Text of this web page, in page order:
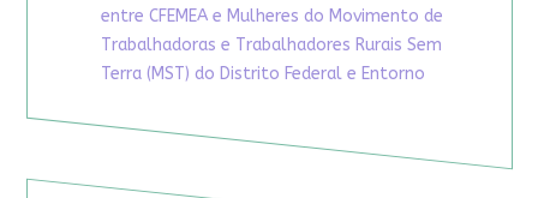
entre CFEMEA e Mulheres do Movimento de
Trabalhadoras e Trabalhadores Rurais Sem
Terra (MST) do Distrito Federal e Entorno